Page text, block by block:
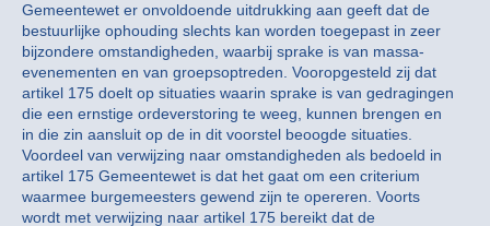
Gemeentewet er onvoldoende uitdrukking aan geeft dat de
bestuurlijke ophouding slechts kan worden toegepast in zeer
bijzondere omstandigheden, waarbij sprake is van massa-
evenementen en van groepsoptreden. Vooropgesteld zij dat
artikel 175 doelt op situaties waarin sprake is van gedragingen
die een ernstige ordeverstoring te weeg, kunnen brengen en
in die zin aansluit op de in dit voorstel beoogde situaties.
Voordeel van verwijzing naar omstandigheden als bedoeld in
artikel 175 Gemeentewet is dat het gaat om een criterium
waarmee burgemeesters gewend zijn te opereren. Voorts
wordt met verwijzing naar artikel 175 bereikt dat de